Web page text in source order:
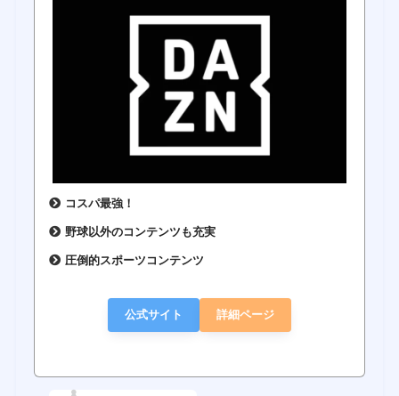
コスパ最強！
野球以外のコンテンツも充実
圧倒的スポーツコンテンツ
公式サイト 詳細ページ